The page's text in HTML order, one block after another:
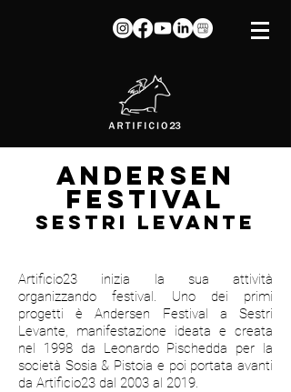
ANDERSEN
FESTIVAL
SESTRI LEVANTE
Artificio23 inizia la sua attività
organizzando festival. Uno dei primi
progetti è Andersen Festival a Sestri
Levante, manifestazione ideata e creata
nel 1998 da Leonardo Pischedda per la
società Sosia & Pistoia e poi portata avanti
da Artificio23 dal 2003 al 2019.